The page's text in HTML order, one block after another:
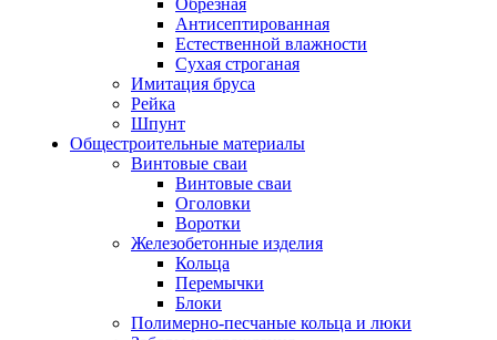
Обрезная
Антисептированная
Естественной влажности
Сухая строганая
Имитация бруса
Рейка
Шпунт
Общестроительные материалы
Винтовые сваи
Винтовые сваи
Оголовки
Воротки
Железобетонные изделия
Кольца
Перемычки
Блоки
Полимерно-песчаные кольца и люки